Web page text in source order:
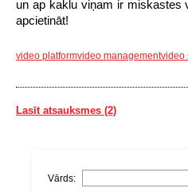
un ap kaklu viņam ir miskastes
apcietināt!
video platformvideo managementvideo
Lasīt atsauksmes (2)
Vārds: